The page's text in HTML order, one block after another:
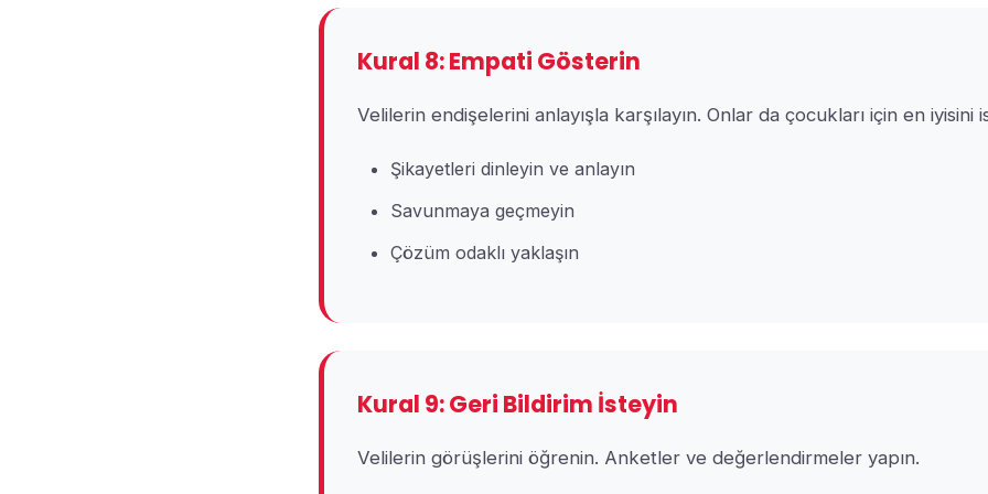
Kural 8: Empati Gösterin
Velilerin endişelerini anlayışla karşılayın. Onlar da çocukları için en iyisini
Şikayetleri dinleyin ve anlayın
Savunmaya geçmeyin
Çözüm odaklı yaklaşın
Kural 9: Geri Bildirim İsteyin
Velilerin görüşlerini öğrenin. Anketler ve değerlendirmeler yapın.